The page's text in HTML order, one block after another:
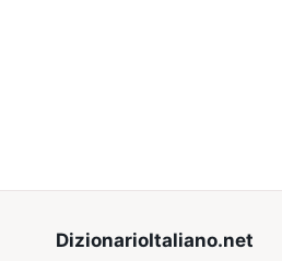
DizionarioItaliano.net